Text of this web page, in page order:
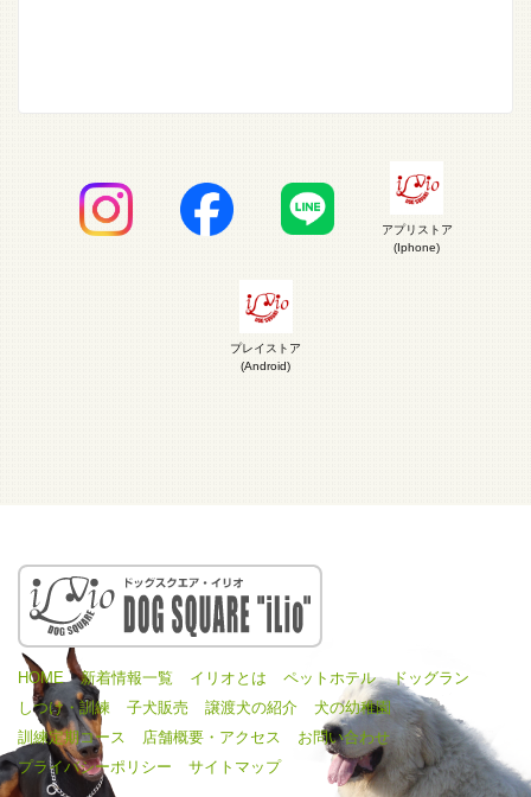
アプリストア
(Iphone)
プレイストア
(Android)
HOME 新着情報一覧 イリオとは ペットホテル
ドッグラン
しつけ・訓練
子犬販売 譲渡犬の紹介
犬の幼稚園
訓練定期コース
店舗概要・アクセス
お問い合わせ
プライバシーポリシー
サイトマップ